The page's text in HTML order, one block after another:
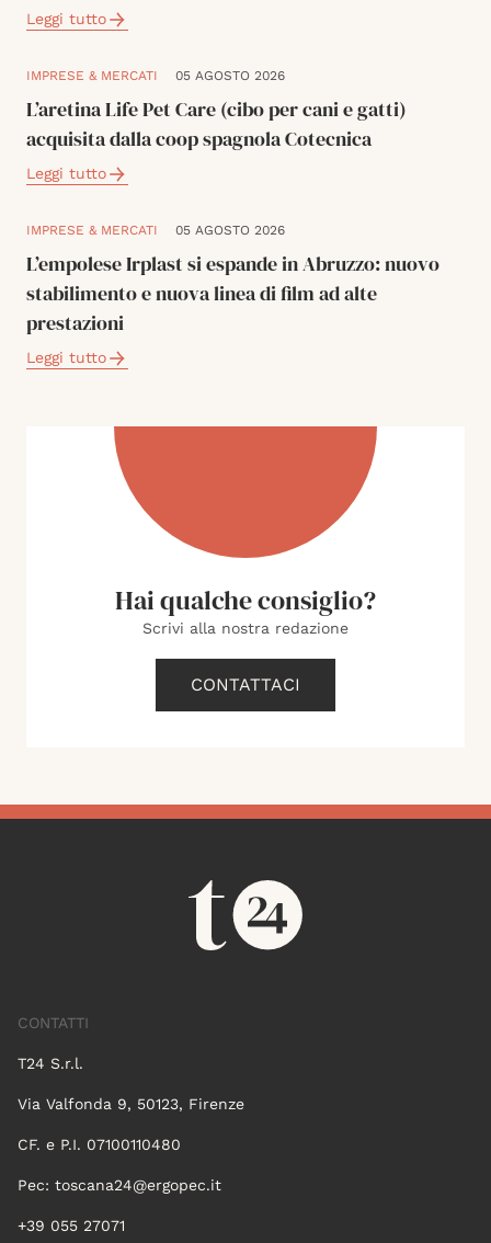
Leggi tutto
IMPRESE & MERCATI 05 AGOSTO 2026
L’aretina Life Pet Care (cibo per cani e gatti)
acquisita dalla coop spagnola Cotecnica
Leggi tutto
IMPRESE & MERCATI 05 AGOSTO 2026
L’empolese Irplast si espande in Abruzzo: nuovo
stabilimento e nuova linea di film ad alte
prestazioni
Leggi tutto
Hai qualche consiglio?
Scrivi alla nostra redazione
CONTATTACI
CONTATTI
T24 S.r.l.
Via Valfonda 9, 50123, Firenze
CF. e P.I. 07100110480
Pec: toscana24@ergopec.it
+39 055 27071